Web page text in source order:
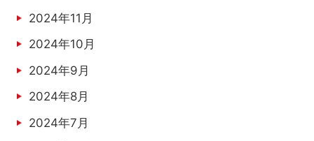
2024年11月
2024年10月
2024年9月
2024年8月
2024年7月